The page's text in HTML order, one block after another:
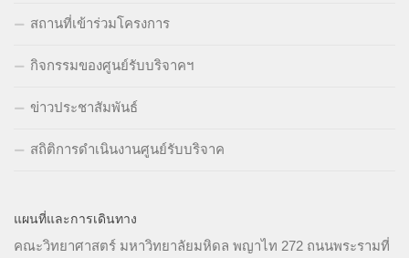
สถานที่เข้าร่วมโครงการ
กิจกรรมของศูนย์รับบริจาคฯ
ข่าวประชาสัมพันธ์
สถิติการดำเนินงานศูนย์รับบริจาค
แผนที่และการเดินทาง
คณะวิทยาศาสตร์ มหาวิทยาลัยมหิดล พญาไท 272 ถนนพระรามที่